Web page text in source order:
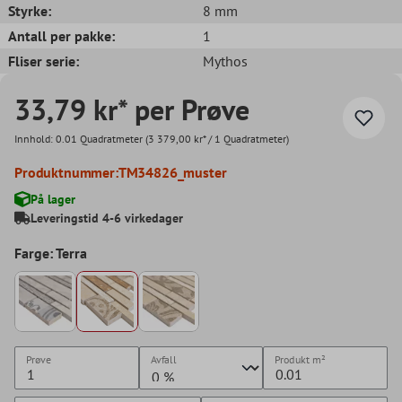
Styrke:
8 mm
Antall per pakke:
1
Fliser serie:
Mythos
33,79 kr* per Prøve
Innhold: 0.01 Quadratmeter (3 379,00 kr* / 1 Quadratmeter)
Produktnummer:TM34826_muster
På lager
Leveringstid 4-6 virkedager
Farge: Terra
Prøve Avfall Produkt m²